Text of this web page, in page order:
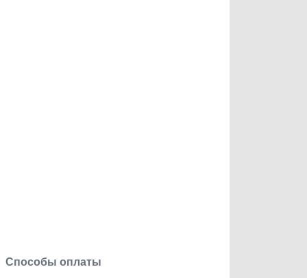
Способы оплаты